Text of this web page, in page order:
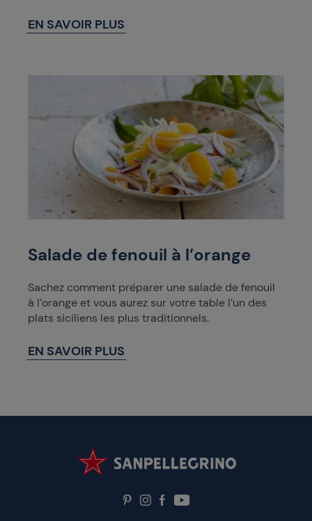
EN SAVOIR PLUS
Salade de fenouil à l’orange
Sachez comment préparer une salade de fenouil
à l’orange et vous aurez sur votre table l’un des
plats siciliens les plus traditionnels.
EN SAVOIR PLUS